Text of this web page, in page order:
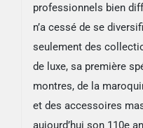
professionnels bien
n’a cessé de se
seulement des
de luxe, sa première
montres, de la
et des accessoires
aujourd’hui son 110e